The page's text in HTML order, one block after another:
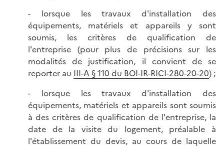
- lorsque les travaux d'installation des
équipements, matériels et appareils y sont
soumis, les critères de qualification de
l'entreprise (pour plus de précisions sur les
modalités de justification, il convient de se
reporter au III-A § 110 du BOI-IR-RICI-280-20-20) ;
- lorsque les travaux d'installation des
équipements, matériels et appareils sont soumis
à des critères de qualification de l'entreprise, la
date de la visite du logement, préalable à
l'établissement du devis, au cours de laquelle